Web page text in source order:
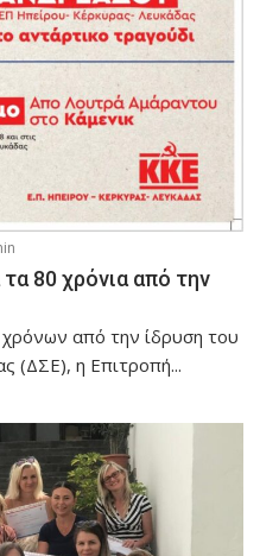
80 χρόνια από την
από την ίδρυση του
(ΔΣΕ), η Επιτροπή...